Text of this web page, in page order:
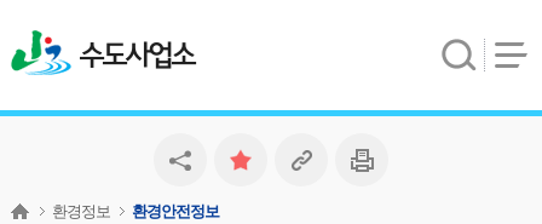
수도사업소
환경정보 환경안전정보